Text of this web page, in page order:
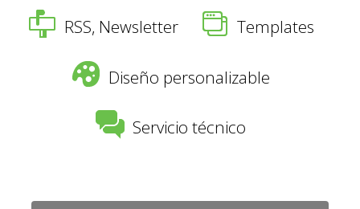
RSS, Newsletter Templates
Diseño personalizable
Servicio técnico